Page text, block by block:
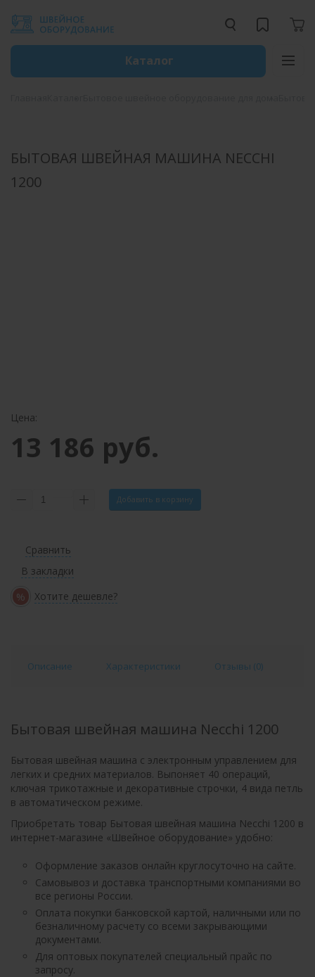
Каталог
БЫТОВАЯ ШВЕЙНАЯ МАШИНА NECCHI
1200
Цена:
13 186 руб.
Добавить в корзину
Сравнить
В закладки
% Хотите дешевле?
Описание Характеристики Отзывы (0)
Бытовая швейная машина Necchi 1200
Бытовая швейная машина с электронным управлением для
легких и средних материалов. Выпоняет 40 операций,
ключая трикотажные и декоративные строчки, 4 вида петль
в автоматическом режиме.
Приобретать товар Бытовая швейная машина Necchi 1200 в
интернет-магазине «Швейное оборудование» удобно:
Оформление заказов онлайн круглосуточно на сайте.
Самовывоз и доставка транспортными компаниями во
все регионы России.
Оплата покупки банковской картой, наличными или по
безналичному расчету со всеми закрывающими
документами.
Для оптовых покупателей специальный прайс по
запросу.